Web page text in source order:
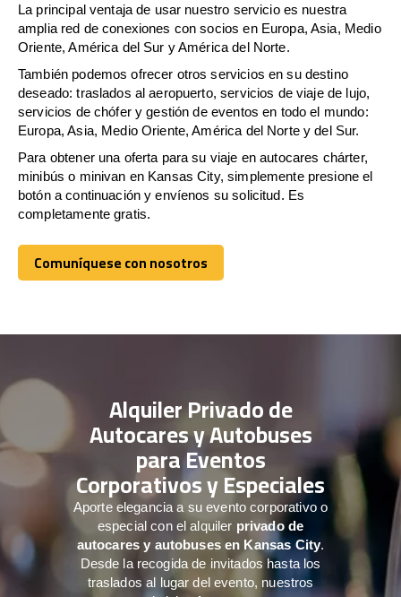
La principal ventaja de usar nuestro servicio es nuestra
amplia red de conexiones con socios en Europa, Asia, Medio
Oriente, América del Sur y América del Norte.
También podemos ofrecer otros servicios en su destino
deseado: traslados al aeropuerto, servicios de viaje de lujo,
servicios de chófer y gestión de eventos en todo el mundo:
Europa, Asia, Medio Oriente, América del Norte y del Sur.
Para obtener una oferta para su viaje en autocares chárter,
minibús o minivan en Kansas City, simplemente presione el
botón a continuación y envíenos su solicitud. Es
completamente gratis.
Comuníquese con nosotros
Comuníquese con nosotros
Alquiler Privado de
Autocares y Autobuses
para Eventos
Corporativos y Especiales
Aporte elegancia a su evento corporativo o
especial con el alquiler privado de
autocares y autobuses en Kansas City.
Desde la recogida de invitados hasta los
traslados al lugar del evento, nuestros